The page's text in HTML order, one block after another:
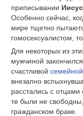
приписывании
Особенно сейчас,
мире тщетно
гомосексуалистом,
Для некоторых из
мужчиной
счастливой
внезапно
расстались с отцами
те были не
гражданском браке.